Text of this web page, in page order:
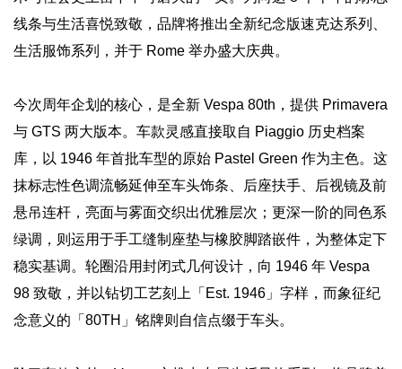
线条与生活喜悦致敬，品牌将推出全新纪念版速克达系列、
生活服饰系列，并于 Rome 举办盛大庆典。
今次周年企划的核心，是全新 Vespa 80th，提供 Primavera
与 GTS 两大版本。车款灵感直接取自 Piaggio 历史档案
库，以 1946 年首批车型的原始 Pastel Green 作为主色。这
抹标志性色调流畅延伸至车头饰条、后座扶手、后视镜及前
悬吊连杆，亮面与雾面交织出优雅层次；更深一阶的同色系
绿调，则运用于手工缝制座垫与橡胶脚踏嵌件，为整体定下
稳实基调。轮圈沿用封闭式几何设计，向 1946 年 Vespa
98 致敬，并以钻切工艺刻上「Est. 1946」字样，而象征纪
念意义的「80TH」铭牌则自信点缀于车头。